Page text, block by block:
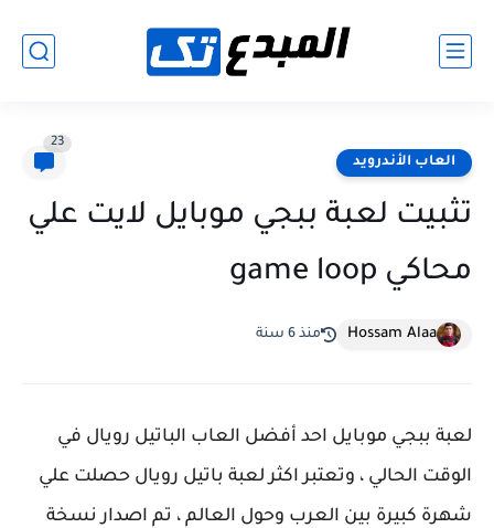
العاب الأندرويد
23
تثبيت لعبة ببجي موبايل لايت علي
محاكي game loop
Hossam Alaa منذ 6 سنة
لعبة ببجي موبايل احد أفضل العاب الباتيل رويال في
الوقت الحالي ، وتعتبر اكثر لعبة باتيل رويال حصلت علي
شهرة كبيرة بين العرب وحول العالم ، تم اصدار نسخة